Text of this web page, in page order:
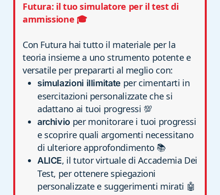
Futura: il tuo simulatore per il test di
ammissione 🎓
Con Futura hai tutto il materiale per la
teoria insieme a uno strumento potente e
versatile per prepararti al meglio con:
simulazioni illimitate per cimentarti in
esercitazioni personalizzate che si
adattano ai tuoi progressi 💯
archivio per monitorare i tuoi progressi
e scoprire quali argomenti necessitano
di ulteriore approfondimento 📚
ALICE, il tutor virtuale di Accademia Dei
Test, per ottenere spiegazioni
personalizzate e suggerimenti mirati 🤖